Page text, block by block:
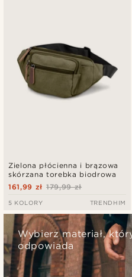
Zielona płócienna i brązowa
skórzana torebka biodrowa
179,99 zł
161,99 zł
5 KOLORY TRENDHIM
Wybierz materiał,
odpowiada